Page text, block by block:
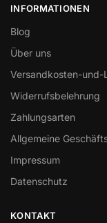
INFORMATIONEN
Blog
Über uns
Versandkosten-und-
Widerrufsbelehrung
Zahlungsarten
Allgemeine
Impressum
Datenschutz
KONTAKT